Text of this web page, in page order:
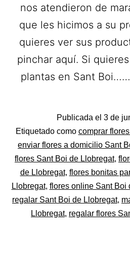
nos atendieron de
que les hicimos a su
quieres ver sus
pinchar aquí. Si
plantas en Sant Boi……
Publicada el 3 de
Categorizado
como
Flores
Etiquetado como comprar
enviar flores a domicilio Sant
flores Sant Boi de Llobregat,
de Llobregat, flores bonitas
Llobregat, flores online Sant Boi
regalar Sant Boi de Llobregat,
Llobregat, regalar flores